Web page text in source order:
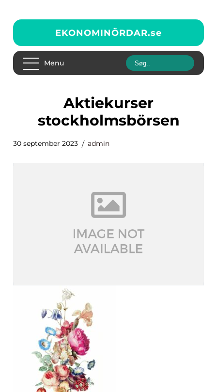
EKONOMINÖRDAR.se
Menu
aktiekurser
stockholmsbörsen
30 september 2023 admin